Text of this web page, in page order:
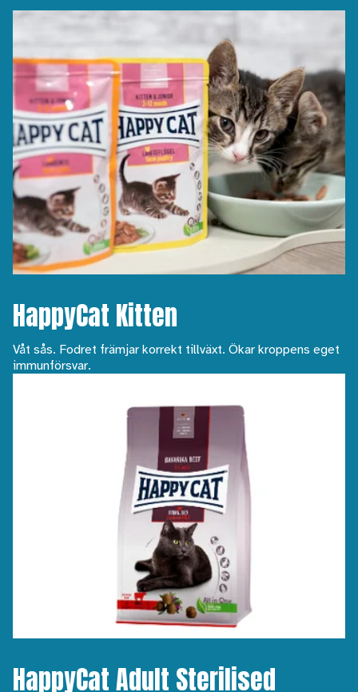
HappyCat Kitten
Våt sås. Fodret främjar korrekt tillväxt. Ökar kroppens eget
immunförsvar.
HappyCat Adult Sterilised